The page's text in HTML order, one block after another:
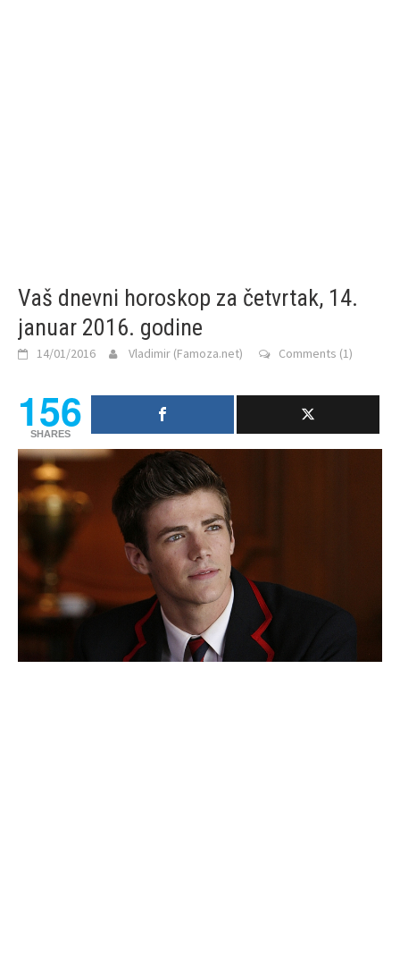
Vaš dnevni horoskop za četvrtak, 14.
januar 2016. godine
14/01/2016 Vladimir (Famoza.net) Comments (1)
156
SHARES